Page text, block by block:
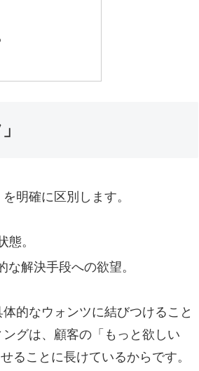
明確に区別します。
態。
な解決手段への欲望。
的なウォンツに結びつけること
グは、顧客の「もっと欲しい
ることに長けているからです。